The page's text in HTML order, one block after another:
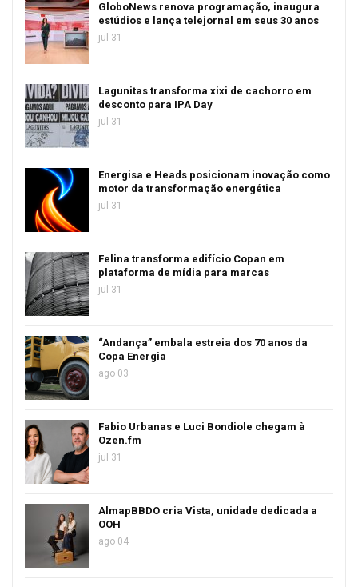
GloboNews renova programação, inaugura
estúdios e lança telejornal em seus 30 anos
jul 31
Lagunitas transforma xixi de cachorro em
desconto para IPA Day
jul 31
Energisa e Heads posicionam inovação como
motor da transformação energética
jul 31
Felina transforma edifício Copan em
plataforma de mídia para marcas
jul 31
“Andança” embala estreia dos 70 anos da
Copa Energia
ago 03
Fabio Urbanas e Luci Bondiole chegam à
Ozen.fm
jul 31
AlmapBBDO cria Vista, unidade dedicada a
OOH
ago 04